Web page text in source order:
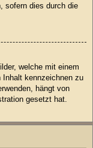
sofern dies durch die
welche mit einem
Inhalt kennzeichnen zu
hängt von
gesetzt hat.